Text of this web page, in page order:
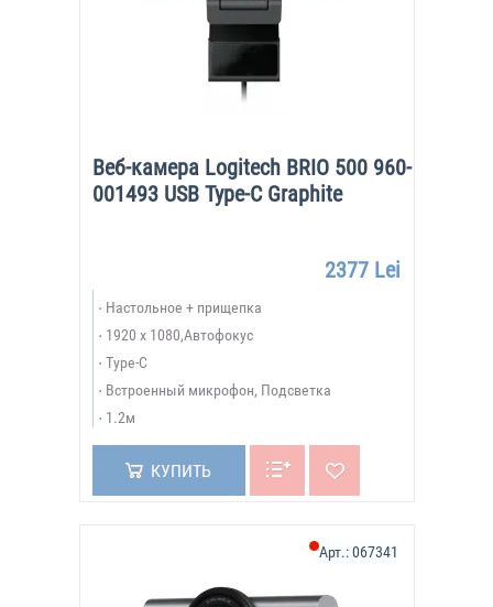
Веб-камера Logitech BRIO 500 960-
001493 USB Type-C Graphite
2377 Lei
Настольное + прищепка
1920 x 1080,Автофокус
Type-C
Встроенный микрофон, Подсветка
1.2м
КУПИТЬ
Арт.:067341